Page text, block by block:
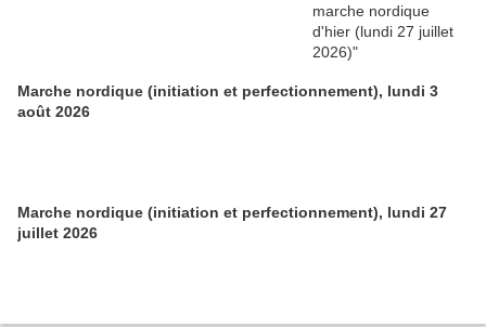
Marche nordique (initiation et perfectionnement), lundi 3
août 2026
Marche nordique (initiation et perfectionnement), lundi 27
juillet 2026